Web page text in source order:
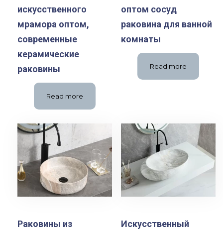
искусственного
мрамора оптом,
современные
керамические
раковины
Read more
оптом сосуд
раковина для ванной
комнаты
Read more
Раковины из
Искусственный